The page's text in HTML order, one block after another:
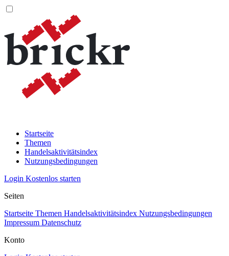
Startseite
Themen
Handelsaktivitätsindex
Nutzungsbedingungen
Login Kostenlos starten
Seiten
Startseite Themen Handelsaktivitätsindex Nutzungsbedingungen
Impressum Datenschutz
Konto